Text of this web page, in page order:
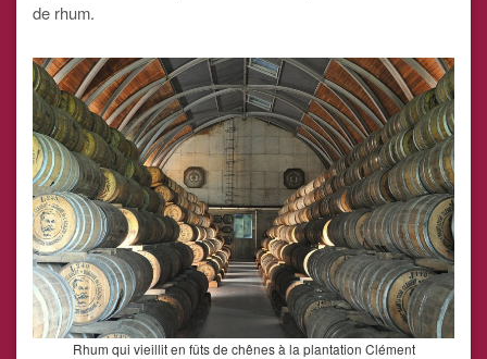
de rhum.
Rhum qui vieillit en fûts de chênes à la plantation Clément